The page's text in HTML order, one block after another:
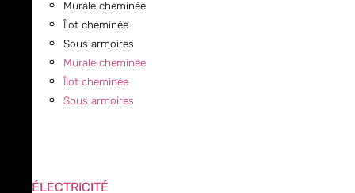
Murale cheminée
Îlot cheminée
Sous armoires
Murale cheminée
Îlot cheminée
Sous armoires
ÉLECTRICITÉ